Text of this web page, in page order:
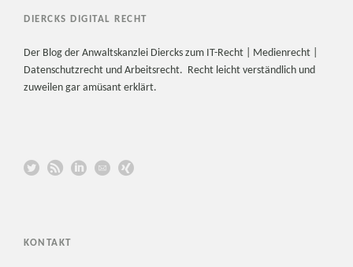
DIERCKS DIGITAL RECHT
Der Blog der Anwaltskanzlei Diercks zum IT-Recht | Medienrecht |
Datenschutzrecht und Arbeitsrecht. Recht leicht verständlich und
zuweilen gar amüsant erklärt.
KONTAKT